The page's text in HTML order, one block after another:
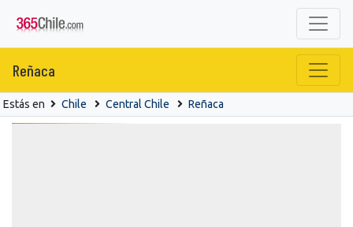
Reñaca
Estás en Chile Central Chile Reñaca